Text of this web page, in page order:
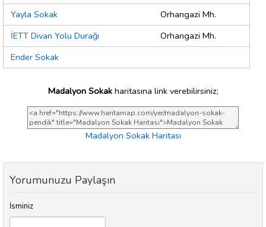
Yayla Sokak
Orhangazi Mh.
İETT Divan Yolu Durağı
Orhangazi Mh.
Ender Sokak
Madalyon Sokakharitasına link verebilirsiniz;
Madalyon Sokak Haritası
Yorumunuzu Paylaşın
İsminiz